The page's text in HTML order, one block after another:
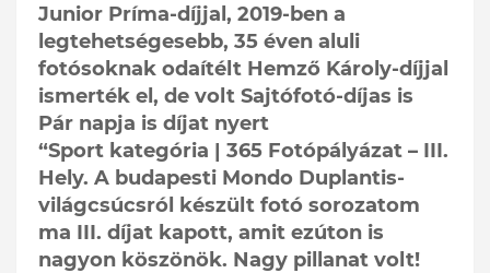
Junior Príma-díjjal, 2019-ben a
legtehetségesebb, 35 éven aluli
fotósoknak odaítélt Hemző Károly-díjjal
ismerték el, de volt Sajtófotó-díjas is
Pár napja is díjat nyert
“Sport kategória | 365 Fotópályázat – III.
Hely. A budapesti Mondo Duplantis-
világcsúcsról készült fotó sorozatom
ma III. díjat kapott, amit ezúton is
nagyon köszönök. Nagy pillanat volt!